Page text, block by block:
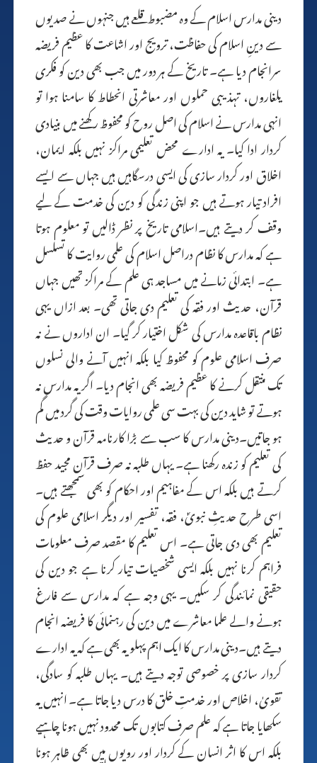
دینی مدارس اسلام کے وہ مضبوط قلعے ہیں جنہوں نے صدیوں
سے دینِ اسلام کی حفاظت، ترویج اور اشاعت کا عظیم فریضہ
سرانجام دیا ہے۔ تاریخ کے ہر دور میں جب بھی دین کو فکری
یلغاروں، تہذیبی حملوں اور معاشرتی انحطاط کا سامنا ہوا تو
انہی مدارس نے اسلام کی اصل روح کو محفوظ رکھنے میں بنیادی
کردار ادا کیا۔ یہ ادارے محض تعلیمی مراکز نہیں بلکہ ایمان،
اخلاق اور کردار سازی کی ایسی درسگاہیں ہیں جہاں سے ایسے
افراد تیار ہوتے ہیں جو اپنی زندگی کو دین کی خدمت کے لیے
وقف کر دیتے ہیں۔اسلامی تاریخ پر نظر ڈالیں تو معلوم ہوتا
ہے کہ مدارس کا نظام دراصل اسلام کی علمی روایت کا تسلسل
ہے۔ ابتدائی زمانے میں مساجد ہی علم کے مراکز تھیں جہاں
قرآن، حدیث اور فقہ کی تعلیم دی جاتی تھی۔ بعد ازاں یہی
نظام باقاعدہ مدارس کی شکل اختیار کر گیا۔ ان اداروں نے نہ
صرف اسلامی علوم کو محفوظ کیا بلکہ انہیں آنے والی نسلوں
تک منتقل کرنے کا عظیم فریضہ بھی انجام دیا۔ اگر یہ مدارس نہ
ہوتے تو شاید دین کی بہت سی علمی روایات وقت کی گرد میں گم
ہو جاتیں۔دینی مدارس کا سب سے بڑا کارنامہ قرآن و حدیث
کی تعلیم کو زندہ رکھنا ہے۔ یہاں طلبہ نہ صرف قرآن مجید حفظ
کرتے ہیں بلکہ اس کے مفاہیم اور احکام کو بھی سمجھتے ہیں۔
اسی طرح حدیثِ نبویؐ، فقہ، تفسیر اور دیگر اسلامی علوم کی
تعلیم بھی دی جاتی ہے۔ اس تعلیم کا مقصد صرف معلومات
فراہم کرنا نہیں بلکہ ایسی شخصیات تیار کرنا ہے جو دین کی
حقیقی نمائندگی کر سکیں۔ یہی وجہ ہے کہ مدارس سے فارغ
ہونے والے علما معاشرے میں دین کی رہنمائی کا فریضہ انجام
دیتے ہیں۔دینی مدارس کا ایک اہم پہلو یہ بھی ہے کہ یہ ادارے
کردار سازی پر خصوصی توجہ دیتے ہیں۔ یہاں طلبہ کو سادگی،
تقویٰ، اخلاص اور خدمتِ خلق کا درس دیا جاتا ہے۔ انہیں یہ
سکھایا جاتا ہے کہ علم صرف کتابوں تک محدود نہیں ہونا چاہیے
بلکہ اس کا اثر انسان کے کردار اور رویوں میں بھی ظاہر ہونا